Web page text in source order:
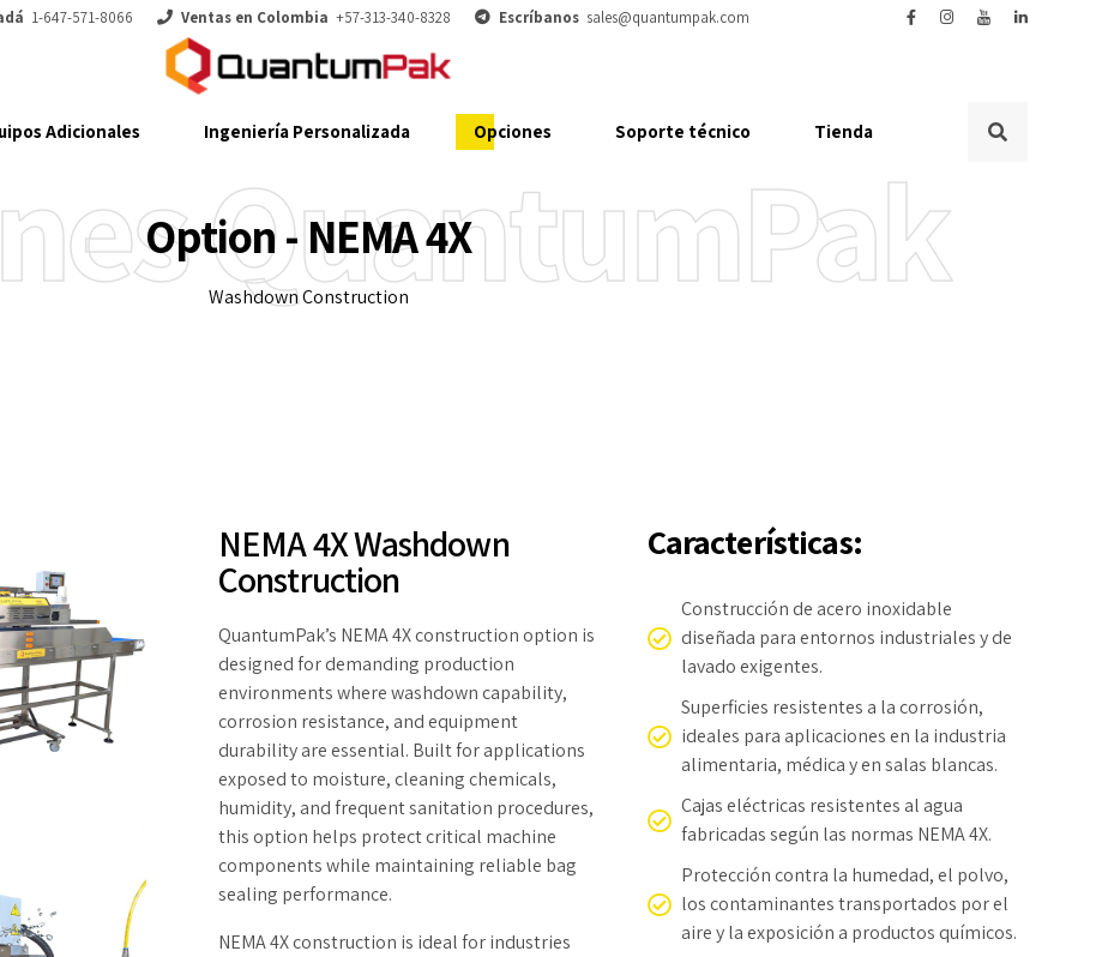
1-647-571-8066 Ventas en Colombia +57-313-340-8328 Escríbanos sales@quantumpak.com
Adicionales Ingeniería Personalizada Opciones Soporte técnico Tienda
Option - NEMA 4X
QuantumPak
Washdown Construction
NEMA 4X Washdown
Construction
QuantumPak’s NEMA 4X construction option is
designed for demanding production
environments where washdown capability,
corrosion resistance, and equipment
durability are essential. Built for applications
exposed to moisture, cleaning chemicals,
humidity, and frequent sanitation procedures,
this option helps protect critical machine
components while maintaining reliable bag
sealing performance.
NEMA 4X construction is ideal for industries
Características:
Construcción de acero inoxidable
diseñada para entornos industriales y de
lavado exigentes.
Superficies resistentes a la corrosión,
ideales para aplicaciones en la industria
alimentaria, médica y en salas blancas.
Cajas eléctricas resistentes al agua
fabricadas según las normas NEMA 4X.
Protección contra la humedad, el polvo,
los contaminantes transportados por el
aire y la exposición a productos químicos.